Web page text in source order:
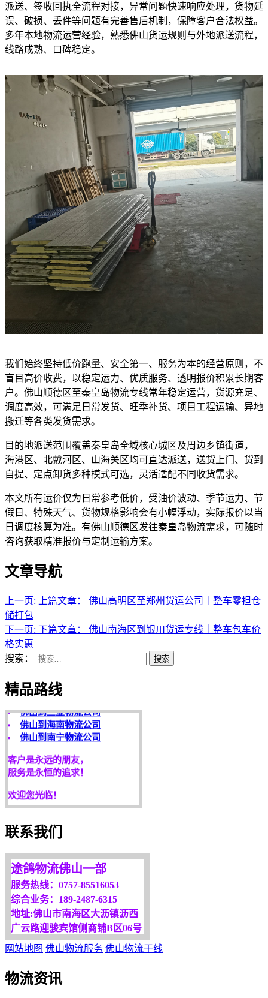
派送、签收回执全流程对接，异常问题快速响应处理，货物延
误、破损、丢件等问题有完善售后机制，保障客户合法权益。
多年本地物流运营经验，熟悉佛山货运规则与外地派送流程，
线路成熟、口碑稳定。
我们始终坚持低价跑量、安全第一、服务为本的经营原则，不
盲目高价收费，以稳定运力、优质服务、透明报价积累长期客
户。佛山顺德区至秦皇岛物流专线常年稳定运营，货源充足、
调度高效，可满足日常发货、旺季补货、项目工程运输、异地
搬迁等各类发货需求。
目的地派送范围覆盖秦皇岛全域核心城区及周边乡镇街道，
海港区、北戴河区、山海关区均可直达派送，送货上门、货到
自提、定点卸货多种模式可选，灵活适配不同收货需求。
本文所有运价仅为日常参考低价，受油价波动、季节运力、节
假日、特殊天气、货物规格影响会有小幅浮动，实际报价以当
日调度核算为准。有佛山顺德区发往秦皇岛物流需求，可随时
咨询获取精准报价与定制运输方案。
文章导航
上一页: 上篇文章：
佛山高明区至郑州货运公司｜整车零担仓
储打包
下一页: 下篇文章：
佛山南海区到银川货运专线｜整车包车价
格实惠
搜索：
搜索
精品路线
天开地辟宏基，
东成西就泰运！
佛山到海口物流公司
佛山到三亚物流公司
佛山到南宁物流公司
客户是永远的朋友，
服务是永恒的追求！
欢迎您光临！
更多服务请来电咨询，
联系我们
途鸽物流佛山一部
服务热线：0757-85516053
综合业务：189-2487-6315
地址:佛山市南海区大沥镇沥西
广云路迎骏宾馆侧商铺B区06号
网站地图 佛山物流服务 佛山物流干线
物流资讯